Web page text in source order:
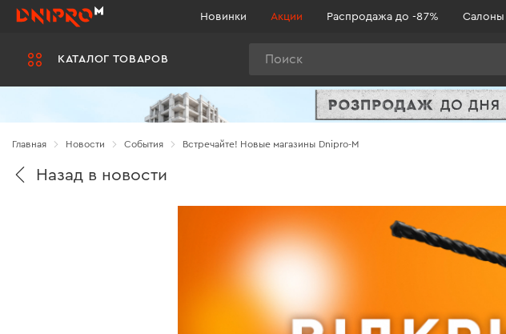
КАТАЛОГ ТОВАРОВ
Новинки Акции Распродажа до -87% Салоны
Главная Новости Cобытия Встречайте! Новые магазины Dnipro-M
Назад в новости